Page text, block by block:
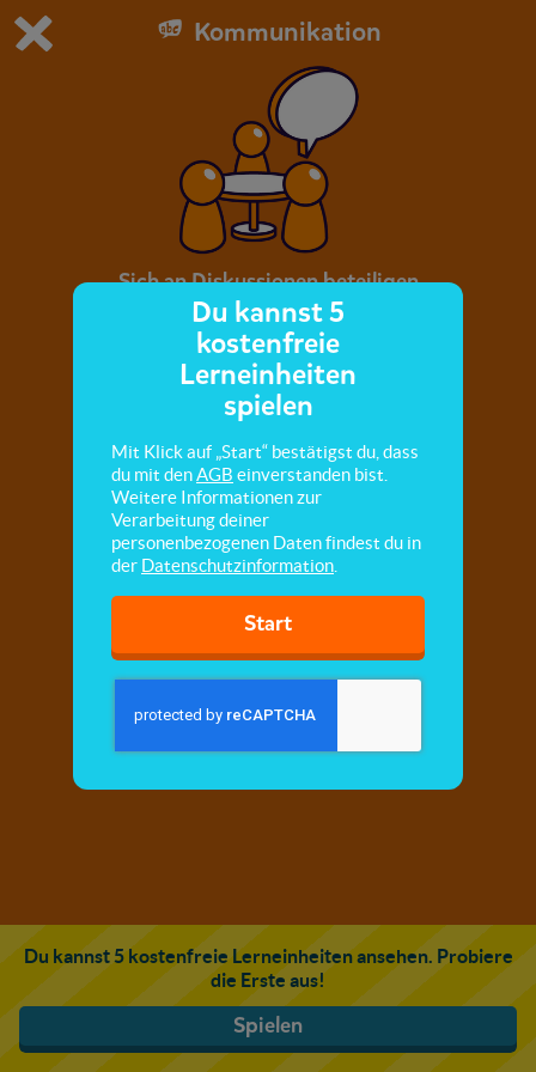
Du spielst die kostenfreie Testversion von scoyo.
Jetzt bestellen
0 1
Kommunikation
Sich an Diskussionen beteiligen
Hier lernst du, welche Regeln es bei
Diskussionsrunden gibt und was du beim
Diskutieren auf jeden Fall vermeiden solltest.
Du kannst 5 kostenfreie Lerneinheiten ansehen. Probiere
die Erste aus!
Spielen
Du kannst 5
kostenfreie
Lerneinheiten
spielen
Mit Klick auf „Start“ bestätigst du, dass
du mit denAGB einverstanden bist.
Weitere Informationen zur
Verarbeitung deiner
personenbezogenen Daten findest du in
der Datenschutzinformation
Start